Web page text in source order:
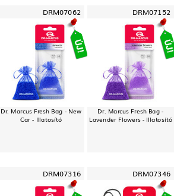
DRM07062
Dr. Marcus Fresh Bag - New
Car - Illatosító
DRM07152
Dr. Marcus Fresh Bag -
Lavender Flowers - Illatosító
DRM07316 DRM07346